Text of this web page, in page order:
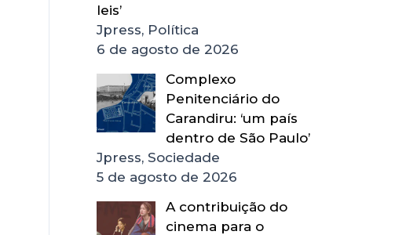
leis’
Jpress, Política
6 de agosto de 2026
Complexo
Penitenciário do
Carandiru: ‘um país
dentro de São Paulo’
Jpress, Sociedade
5 de agosto de 2026
A contribuição do
cinema para o